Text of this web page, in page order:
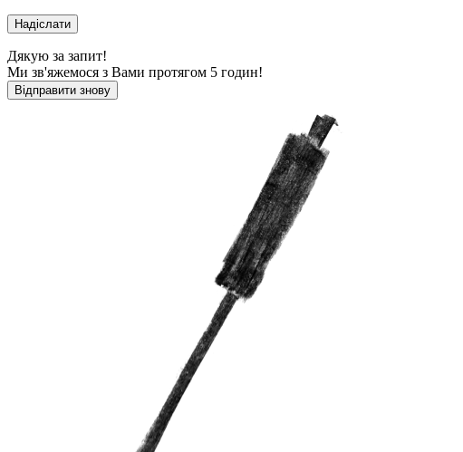
Надіслати
Дякую за запит!
Ми зв'яжемося з Вами протягом 5 годин!
Відправити знову